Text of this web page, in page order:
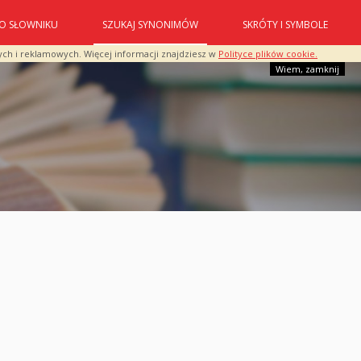
i reklamowych. Więcej informacji znajdziesz w Polityce plików cookie.
Wiem, zamknij
O SŁOWNIKU SZUKAJ SYNONIMÓW SKRÓTY I SYMBOLE